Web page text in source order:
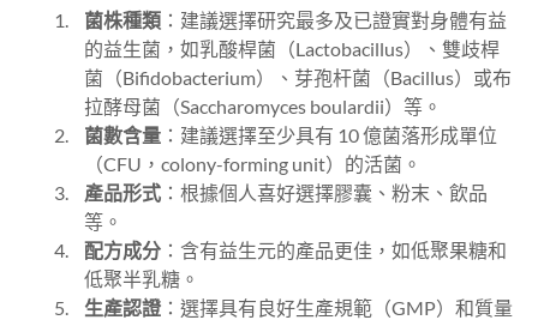
菌株種類 ：建議選擇研究最多及已證實對身體有益
的益生菌，如乳酸桿菌（Lactobacillus）、雙歧桿
菌（Bifidobacterium）、芽孢杆菌（Bacillus） 或布
拉酵母菌（Saccharomyces boulardii）等。
菌數含量 ：建議選擇至少具有 10億菌落形成單位
（CFU ， colony-forming unit）的活菌。
產品形式 ：根據個人喜好選擇膠囊、粉末、飲品
等。
配方成分 ：含有益生元的產品更佳，如低聚果糖和
低聚半乳糖。
生產認證 ：選擇具有良好生產規範（GMP）和質量